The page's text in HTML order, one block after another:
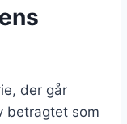
der går
betragtet som